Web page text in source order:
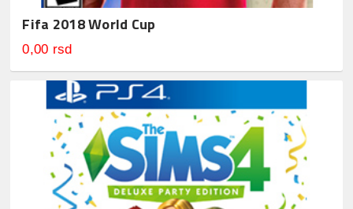
Fifa 2018 World Cup
0,00 rsd